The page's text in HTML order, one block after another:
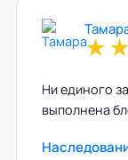
★★
Ни единого
выполнена